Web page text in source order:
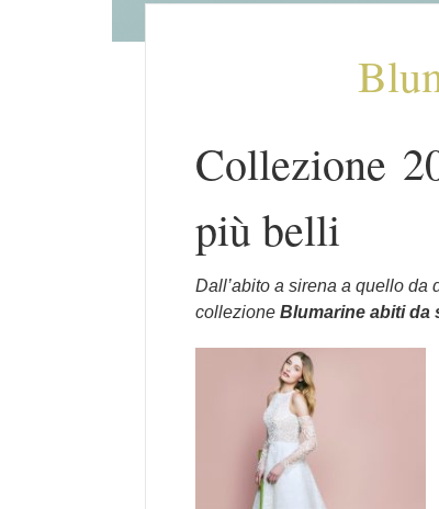
Collezione
più belli
Dall’abito a sirena a quello da
collezione Blumarine abiti da